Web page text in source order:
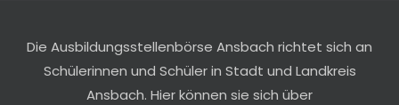
Die Ausbildungsstellenbörse Ansbach richtet sich an
Schülerinnen und Schüler in Stadt und Landkreis
Ansbach. Hier können sie sich über